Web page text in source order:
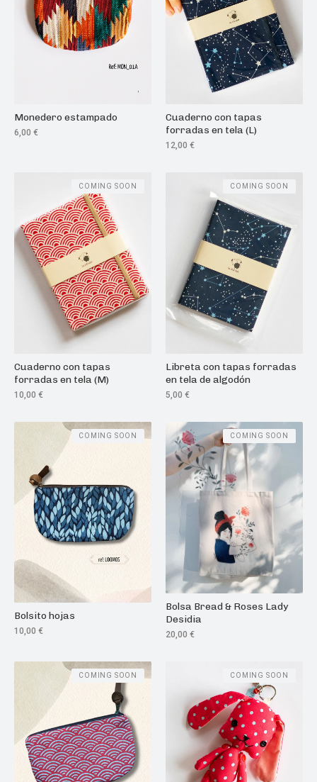
Monedero estampado
6,00 €
Cuaderno con tapas
forradas en tela (L)
12,00 €
Cuaderno con tapas
forradas en tela (M)
10,00 €
COMING SOON
Libreta con tapas forradas
en tela de algodón
5,00 €
COMING SOON
Bolsito hojas
10,00 €
COMING SOON
Bolsa Bread & Roses Lady
Desidia
20,00 €
COMING SOON
COMING SOON COMING SOON